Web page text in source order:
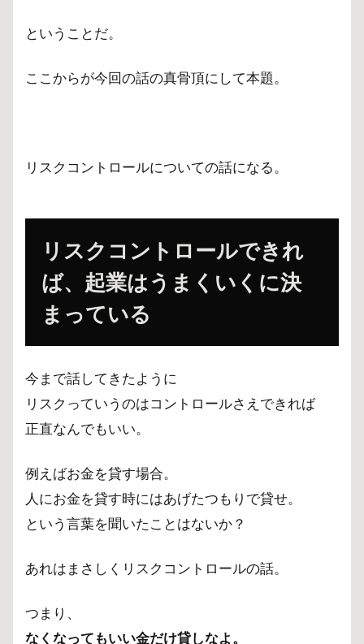
ということだ。
ここからが今回の話の真骨頂にして本題。
リスクコントロールについての話になる。
リスクコントロールできれ
ば、起業はうまくいくに決
まっている
今まで話してきたように
リスクっていうのはコントロールさえできれば
正直なんでもいい。
例えばお金を貸す場合。
人にお金を貸す時にはあげたつもりで貸せ。
という言葉を聞いたことはないか？
あれはまさしくリスクコントロールの話。
つまり、
なくなってもいい金だけ貸しなよ。